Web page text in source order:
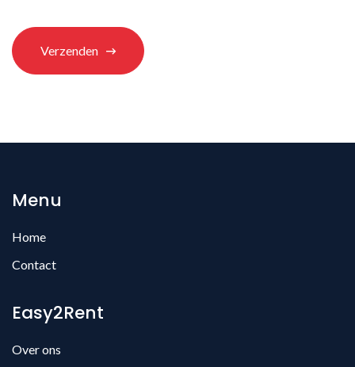
Verzenden
Menu
Home
Contact
Easy2Rent
Over ons